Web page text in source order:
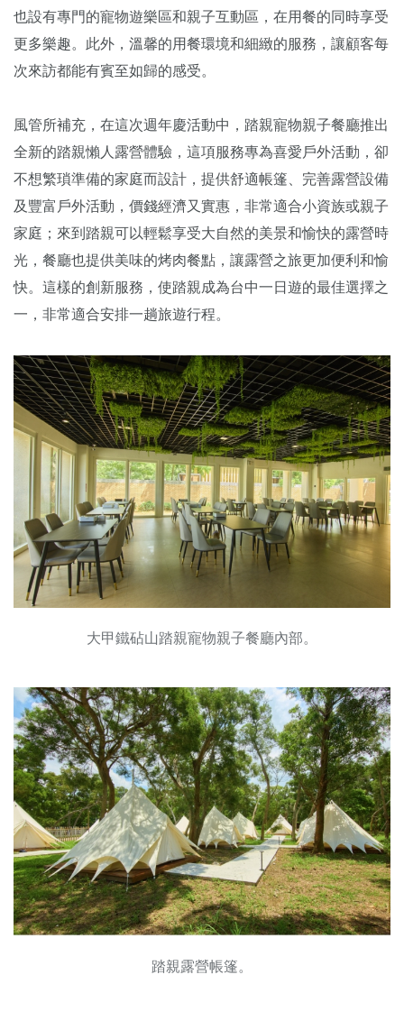
也設有專門的寵物遊樂區和親子互動區，在用餐的同時享受
更多樂趣。此外，溫馨的用餐環境和細緻的服務，讓顧客每
次來訪都能有賓至如歸的感受。
風管所補充，在這次週年慶活動中，踏親寵物親子餐廳推出
全新的踏親懶人露營體驗，這項服務專為喜愛戶外活動，卻
不想繁瑣準備的家庭而設計，提供舒適帳篷、完善露營設備
及豐富戶外活動，價錢經濟又實惠，非常適合小資族或親子
家庭；來到踏親可以輕鬆享受大自然的美景和愉快的露營時
光，餐廳也提供美味的烤肉餐點，讓露營之旅更加便利和愉
快。這樣的創新服務，使踏親成為台中一日遊的最佳選擇之
一，非常適合安排一趟旅遊行程。
大甲鐵砧山踏親寵物親子餐廳內部。
踏親露營帳篷。